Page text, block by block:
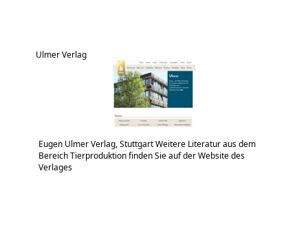
Ulmer Verlag
Eugen Ulmer Verlag, Stuttgart Weitere Literatur aus dem
Bereich Tierproduktion finden Sie auf der Website des
Verlages